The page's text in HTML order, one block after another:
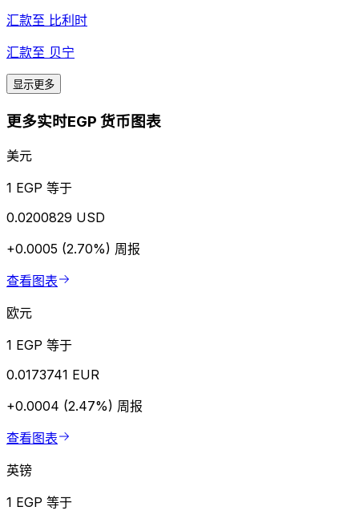
汇款至 比利时
汇款至 贝宁
显示更多
更多实时EGP 货币图表
美元
1 EGP 等于
0.0200829 USD
+0.0005 (2.70%) 周报
查看图表
欧元
1 EGP 等于
0.0173741 EUR
+0.0004 (2.47%) 周报
查看图表
英镑
1 EGP 等于